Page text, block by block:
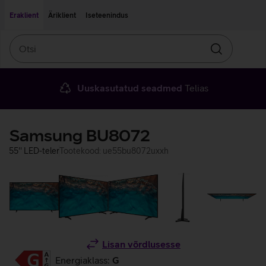
Eraklient
Äriklient Iseteenindus
Otsin
Uuskasutatud seadmed Telias
Samsung BU8072
55'' LED-telerTootekood: ue55bu8072uxxh
Lisan võrdlusesse
Energiaklass: G